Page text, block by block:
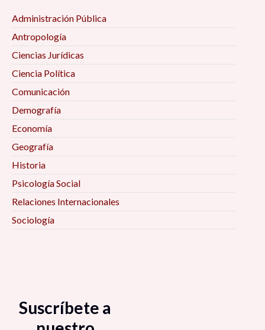
Administración Pública
Antropología
Ciencias Jurídicas
Ciencia Política
Comunicación
Demografía
Economía
Geografía
Historia
Psicología Social
Relaciones Internacionales
Sociología
Suscríbete a